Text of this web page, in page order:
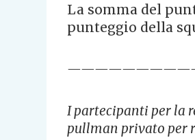
La somma del
punteggio della
I partecipanti per la
pullman privato per